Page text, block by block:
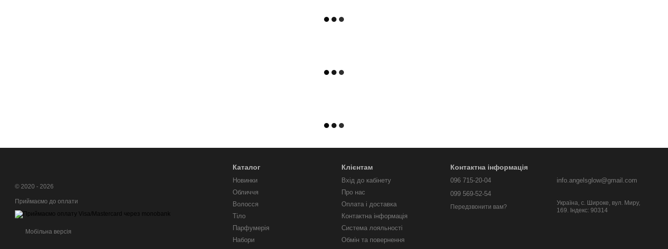
© 2020 - 2026
Приймаємо до оплати
Мобільна версія
Каталог
Новинки
Обличчя
Волосся
Тіло
Парфумерія
Набори
Клієнтам
Вхід до кабінету
Про нас
Оплата і доставка
Контактна інформація
Система лояльності
Обмін та повернення
Контактна інформація
096 715-20-04
099 569-52-54
Передзвонити вам?
info.angelsglow@gmail.com
Україна, c. Широке, вул. Миру,
169. Індекс: 90314